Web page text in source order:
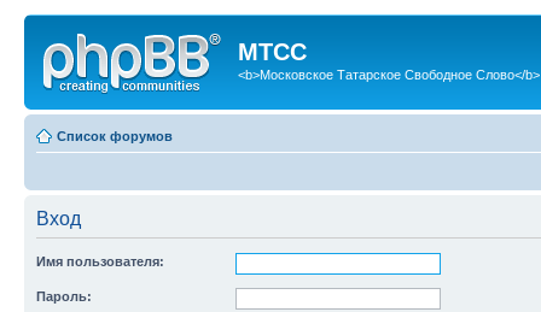
МТСС
<b>Московское Татарское Свободное Слово</b>
Список форумов
Вход
Имя пользователя:
Пароль: